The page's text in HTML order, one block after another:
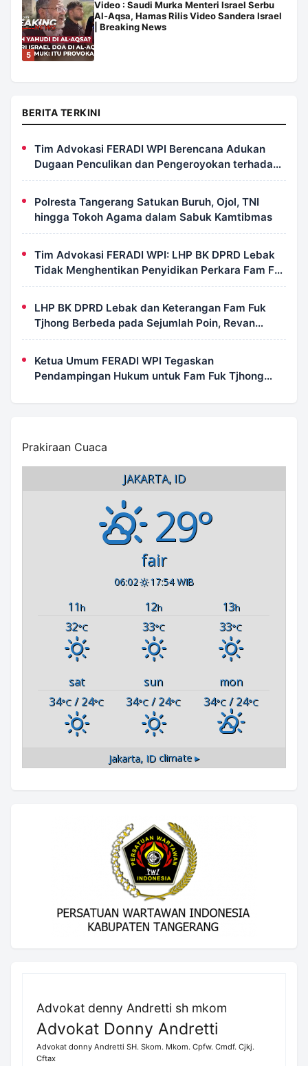
5
Video : Saudi Murka Menteri Israel Serbu
Al-Aqsa, Hamas Rilis Video Sandera Israel
| Breaking News
BERITA TERKINI
Tim Advokasi FERADI WPI Berencana Adukan
Dugaan Penculikan dan Pengeroyokan terhadap
UUN ke Komisi III DPR RI, LPSK, dan Kompolnas
Polresta Tangerang Satukan Buruh, Ojol, TNI
hingga Tokoh Agama dalam Sabuk Kamtibmas
Tim Advokasi FERADI WPI: LHP BK DPRD Lebak
Tidak Menghentikan Penyidikan Perkara Fam Fuk
Tjhong Alias Pak Uun
LHP BK DPRD Lebak dan Keterangan Fam Fuk
Tjhong Berbeda pada Sejumlah Poin, Revan
FERADI WPI: Proses Pembuktian Masih
Ketua Umum FERADI WPI Tegaskan
Pendampingan Hukum untuk Fam Fuk Tjhong
Prakiraan Cuaca
JAKARTA, ID
29°
fair
06:02 17:54 WIB
11h 12h 13h
32°C 33°C 33°C
sat sun
mon
34°C / 24°C 34°C / 24°C 34°C/ 24°C
Jakarta, ID climate ▸
Advokat denny Andretti sh mkom
Advokat Donny Andretti
Advokat donny Andretti SH. Skom. Mkom. Cpfw. Cmdf. Cjkj.
Cftax